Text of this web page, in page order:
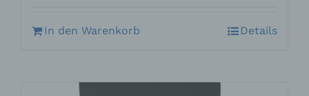
In den Warenkorb Details